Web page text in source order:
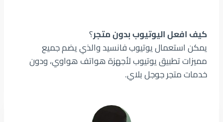
كيف افعل اليوتيوب بدون متجر؟
يمكن استعمال يوتيوب فانسيد والذي يضم جميع
مميزات تطبيق يوتيوب لأجهزة هواتف هواوي، ودون
خدمات متجر جوجل بلاي.